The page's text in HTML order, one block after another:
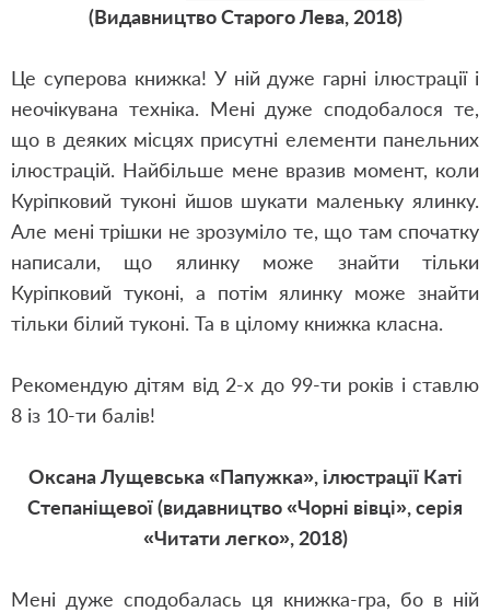
(Видавництво Старого Лева, 2018)
Це суперова книжка! У ній дуже гарні ілюстрації і
неочікувана техніка. Мені дуже сподобалося те,
що в деяких місцях присутні елементи панельних
ілюстрацій. Найбільше мене вразив момент, коли
Куріпковий туконі йшов шукати маленьку ялинку.
Але мені трішки не зрозуміло те, що там спочатку
написали, що ялинку може знайти тільки
Куріпковий туконі, а потім ялинку може знайти
тільки білий туконі. Та в цілому книжка класна.
Рекомендую дітям від 2-х до 99-ти років і ставлю
8 із 10-ти балів!
Оксана Лущевська «Папужка», ілюстрації Каті
Степаніщевої (видавництво «Чорні вівці», серія
«Читати легко», 2018)
Мені дуже сподобалась ця книжка-гра, бо в ній